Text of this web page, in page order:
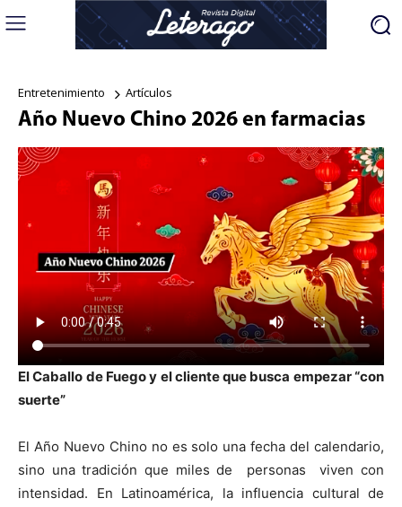
Entretenimiento Artículos
Año Nuevo Chino 2026 en farmacias
El Caballo de Fuego y el cliente que busca empezar “con
suerte”
El Año Nuevo Chino no es solo una fecha del calendario,
sino una tradición que miles de personas viven con
intensidad. En Latinoamérica, la influencia cultural de